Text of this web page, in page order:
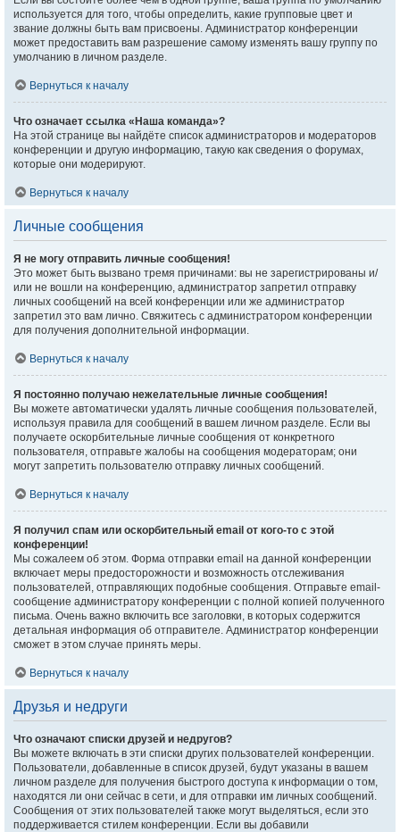
используется для того, чтобы определить, какие групповые цвет и
звание должны быть вам присвоены. Администратор конференции
может предоставить вам разрешение самому изменять вашу группу по
умолчанию в личном разделе.
Вернуться к началу
Что означает ссылка «Наша команда»?
На этой странице вы найдёте список администраторов и модераторов
конференции и другую информацию, такую как сведения о форумах,
которые они модерируют.
Вернуться к началу
Личные сообщения
Я не могу отправить личные сообщения!
Это может быть вызвано тремя причинами: вы не зарегистрированы и/
или не вошли на конференцию, администратор запретил отправку
личных сообщений на всей конференции или же администратор
запретил это вам лично. Свяжитесь с администратором конференции
для получения дополнительной информации.
Вернуться к началу
Я постоянно получаю нежелательные личные сообщения!
Вы можете автоматически удалять личные сообщения пользователей,
используя правила для сообщений в вашем личном разделе. Если вы
получаете оскорбительные личные сообщения от конкретного
пользователя, отправьте жалобы на сообщения модераторам; они
могут запретить пользователю отправку личных сообщений.
Вернуться к началу
Я получил спам или оскорбительный email от кого-то с этой
конференции!
Мы сожалеем об этом. Форма отправки email на данной конференции
включает меры предосторожности и возможность отслеживания
пользователей, отправляющих подобные сообщения. Отправьте email-
сообщение администратору конференции с полной копией полученного
письма. Очень важно включить все заголовки, в которых содержится
детальная информация об отправителе. Администратор конференции
сможет в этом случае принять меры.
Вернуться к началу
Друзья и недруги
Что означают списки друзей и недругов?
Вы можете включать в эти списки других пользователей конференции.
Пользователи, добавленные в список друзей, будут указаны в вашем
личном разделе для получения быстрого доступа к информации о том,
находятся ли они сейчас в сети, и для отправки им личных сообщений.
Сообщения от этих пользователей также могут выделяться, если это
поддерживается стилем конференции. Если вы добавили